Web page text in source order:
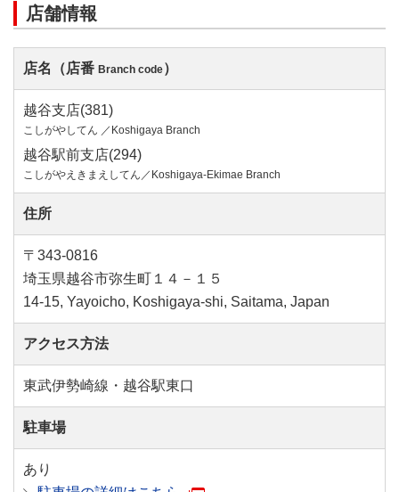
店舗情報
店名（店番 Branch code）
越谷支店(381)
こしがやしてん ／Koshigaya Branch
越谷駅前支店(294)
こしがやえきまえしてん／Koshigaya-Ekimae Branch
住所
〒343-0816
埼玉県越谷市弥生町１４－１５
14-15, Yayoicho, Koshigaya-shi, Saitama, Japan
アクセス方法
東武伊勢崎線・越谷駅東口
駐車場
あり